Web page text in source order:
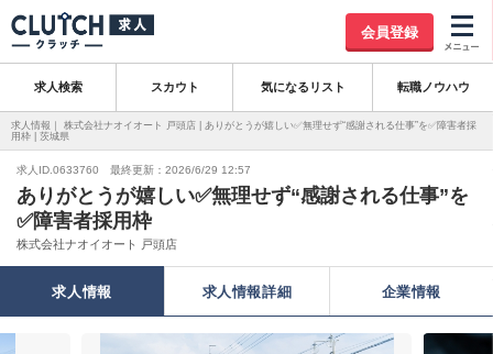
会員登録
求人検索 スカウト 気になるリスト 転職ノウハウ
求人情報｜ 株式会社ナオイオート 戸頭店 | ありがとうが嬉しい✅無理せず“感謝される仕事”を✅障害者採
用枠 | 茨城県
求人ID.0633760 最終更新：2026/6/29 12:57
ありがとうが嬉しい✅無理せず“感謝される仕事”を
✅障害者採用枠
株式会社ナオイオート 戸頭店
求人情報 求人情報詳細 企業情報